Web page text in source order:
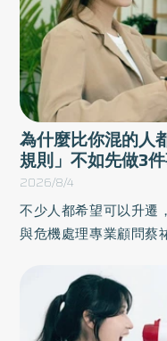
為什麼比你混的人
規則」不如先做3
2026/8/4
不少人都希望可以升遷
與危機處理專業顧問蔡
應對的45個主題，先
原因，後提出最有效
立正向影響力。以下為原